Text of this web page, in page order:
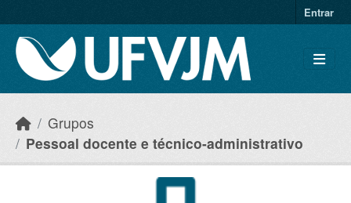
Entrar
Grupos
Pessoal docente e técnico-administrativo